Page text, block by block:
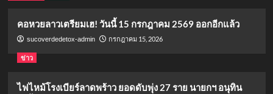
คอหวยลาวเตรียมเฮ! วันนี้ 15 กรกฎาคม 2569 ออกอีกแล้ว
sucoverdedetox-admin กรกฎาคม 15, 2026
ข่าว
ไฟไหม้โรงเบียร์ลาดพร้าว ยอดดับพุ่ง 27 ราย นายกฯ อนุทิน